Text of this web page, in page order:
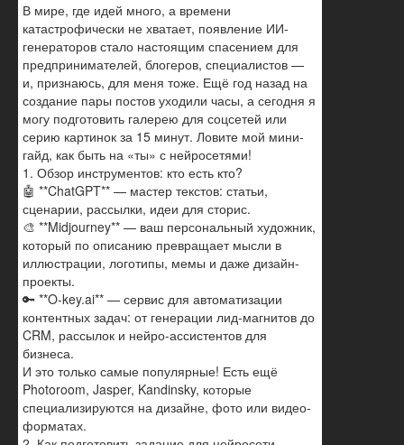
В мире, где идей много, а времени
катастрофически не хватает, появление ИИ-
генераторов стало настоящим спасением для
предпринимателей, блогеров, специалистов —
и, признаюсь, для меня тоже. Ещё год назад на
создание пары постов уходили часы, а сегодня я
могу подготовить галерею для соцсетей или
серию картинок за 15 минут. Ловите мой мини-
гайд, как быть на «ты» с нейросетями!
1. Обзор инструментов: кто есть кто?
🤖 **ChatGPT** — мастер текстов: статьи,
сценарии, рассылки, идеи для сторис.
🎨 **Midjourney** — ваш персональный художник,
который по описанию превращает мысли в
иллюстрации, логотипы, мемы и даже дизайн-
проекты.
🔑 **O-key.ai** — сервис для автоматизации
контентных задач: от генерации лид-магнитов до
CRM, рассылок и нейро-ассистентов для
бизнеса.
И это только самые популярные! Есть ещё
Photoroom, Jasper, Kandinsky, которые
специализируются на дизайне, фото или видео-
форматах.